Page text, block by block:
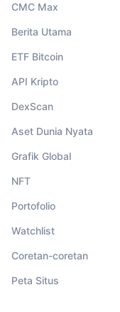
CMC Max
Berita Utama
ETF Bitcoin
API Kripto
DexScan
Aset Dunia Nyata
Grafik Global
NFT
Portofolio
Watchlist
Coretan-coretan
Peta Situs